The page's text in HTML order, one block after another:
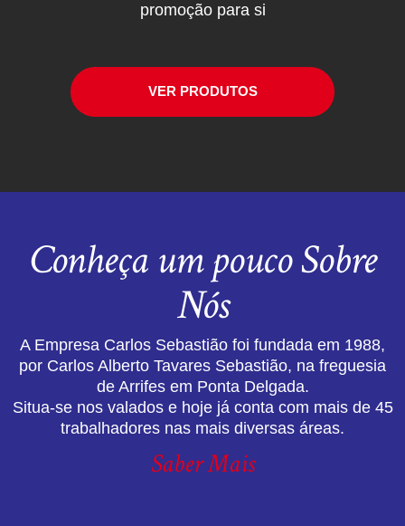
promoção para si
VER PRODUTOS
Conheça um pouco Sobre
Nós
A Empresa Carlos Sebastião foi fundada em 1988,
por Carlos Alberto Tavares Sebastião, na freguesia
de Arrifes em Ponta Delgada.
Situa-se nos valados e hoje já conta com mais de 45
trabalhadores nas mais diversas áreas.
Saber Mais